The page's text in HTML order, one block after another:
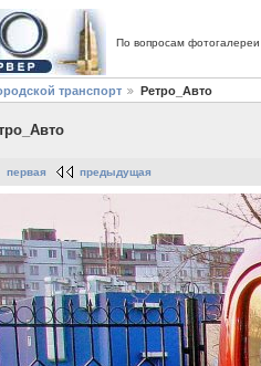
По вопросам
транспорт Ретро_Авто
первая предыдущая